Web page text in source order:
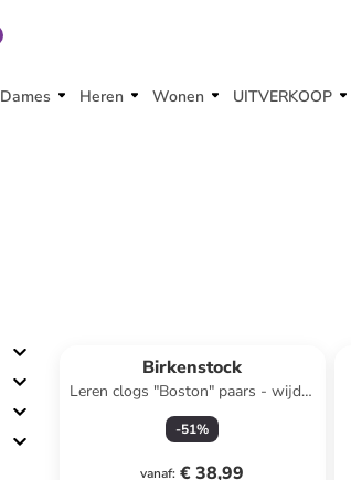
Dames Heren Wonen UITVERKOOP
Birkenstock
Leren clogs "Boston" paars - wijdte
S
-51%
vanaf: € 38,99